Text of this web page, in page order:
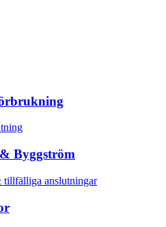
Byggström
tillfälliga anslutningar